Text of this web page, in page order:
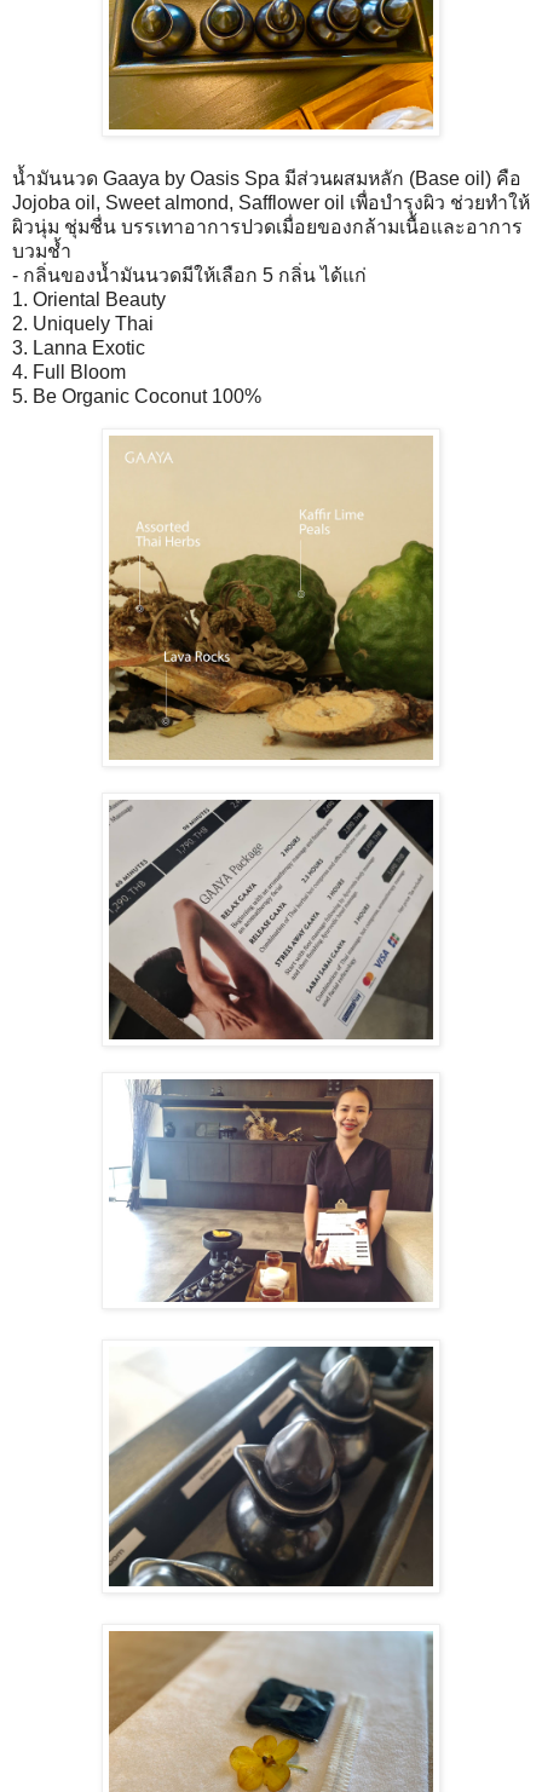
น้ำมันนวด Gaaya by Oasis Spa มีส่วนผสมหลัก (Base oil) คือ
Jojoba oil, Sweet almond, Safflower oil เพื่อบำรุงผิว ช่วยทำให้
ผิวนุ่ม ชุ่มชื่น บรรเทาอาการปวดเมื่อยของกล้ามเนื้อและอาการ
บวมช้ำ
- กลิ่นของน้ำมันนวดมีให้เลือก 5 กลิ่น ได้แก่
1. Oriental Beauty
2. Uniquely Thai
3. Lanna Exotic
4. Full Bloom
5. Be Organic Coconut 100%